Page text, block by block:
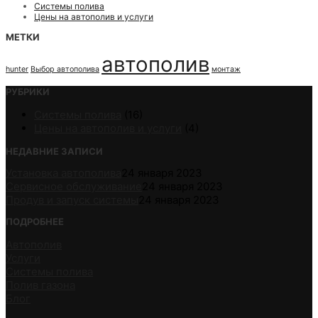
Системы полива
Цены на автополив и услуги
МЕТКИ
hunter Выбор автополива автополив монтаж
РУБРИКИ
НЕДАВНИЕ ЗАПИСИ
ПОДРОБНЕЕ